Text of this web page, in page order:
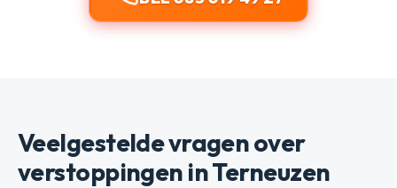
Veelgestelde vragen over
verstoppingen in Terneuzen